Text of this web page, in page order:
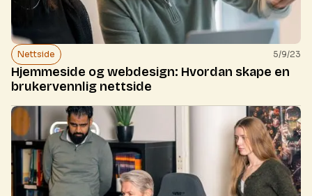
Nettside 5/9/23
Hjemmeside og webdesign: Hvordan skape en
brukervennlig nettside